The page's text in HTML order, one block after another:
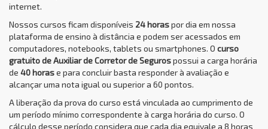
internet.
Nossos cursos ficam disponíveis 24 horaspor dia em nossa
plataforma de ensino à distância e podem ser acessados em
computadores, notebooks, tablets ou smartphones. O curso
gratuito de Auxiliar de Corretor de Segurospossui a carga horária
de 40 horase para concluir basta responder à avaliação e
alcançar uma nota igual ou superior a 60 pontos.
A liberação da prova do curso está vinculada ao cumprimento de
um período mínimo correspondente à carga horária do curso. O
cálculo desse período considera que cada dia equivale a 8 horas